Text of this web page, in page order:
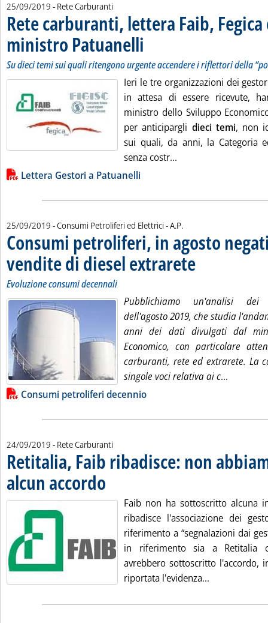
25/09/2019 - Rete Carburanti
Rete carburanti, lettera Faib, Fegica
ministro Patuanelli . Sottotitolo: Su dieci temi sui quali
. Pubblicata mercoledì 25 settembre 2019
Su dieci temi sui quali ritengono urgente accendere i riflettori della
Ieri le tre organizzazioni dei
in attesa di essere ricevute,
ministro dello Sviluppo
per anticipargli dieci temi, non
sui quali, da anni, la Categoria
senza costr...
Lista allegati PDF alla notizia
Lettera Gestori a Patuanelli
25/09/2019 - Consumi Petroliferi ed Elettrici -di:
A.P.
Consumi petroliferi, in agosto
vendite di diesel extrarete . Sottotitolo: Evoluzione
. Pubblicata mercoledì
Evoluzione consumi decennali
Pubblichiamo un'analisi dei
dell'agosto 2019, che studia
anni dei dati divulgati dal
Economico, con particolare
carburanti, rete ed extrarete. La
singole voci relativa ai c...
Lista allegati PDF alla notizia
Consumi petroliferi decennio
24/09/2019 - Rete Carburanti
Retitalia, Faib ribadisce: non
alcun accordo
Faib non ha sottoscritto alcuna
ribadisce l'associazione dei
riferimento a “segnalazioni dai
in riferimento sia a Retitalia
avrebbero sottoscritto l'accordo,
riportata l'evidenza...